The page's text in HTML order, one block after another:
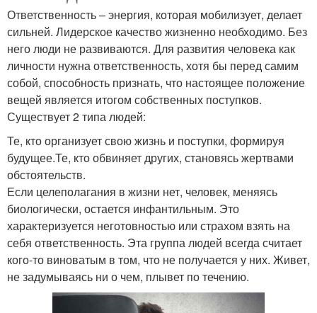
Ответственность – энергия, которая мобилизует, делает
сильней. Лидерское качество жизненно необходимо. Без
него люди не развиваются. Для развития человека как
личности нужна ответственность, хотя бы перед самим
собой, способность признать, что настоящее положение
вещей является итогом собственных поступков.
Существует 2 типа людей:
Те, кто организует свою жизнь и поступки, формируя
будущее.Те, кто обвиняет других, становясь жертвами
обстоятельств.
Если целеполагания в жизни нет, человек, меняясь
биологически, остается инфантильным. Это
характеризуется неготовностью или страхом взять на
себя ответственность. Эта группа людей всегда считает
кого-то виноватым в том, что не получается у них. Живет,
не задумываясь ни о чем, плывет по течению.